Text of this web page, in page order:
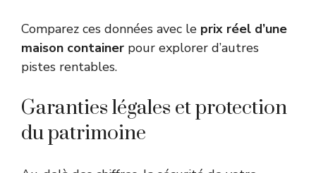
Comparez ces données avec le prix réel d’une
maison container pour explorer d’autres
pistes rentables.
Garanties légales et protection
du patrimoine